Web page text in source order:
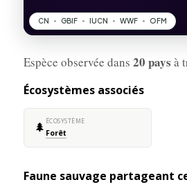
Espèce observée dans 20 pays à
Écosystèmes associés
🌲 ÉCOSYSTÈME
Forêt
Faune sauvage partageant